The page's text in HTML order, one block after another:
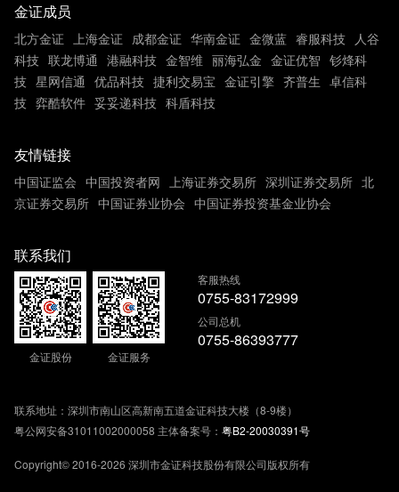
金证成员
北方金证 上海金证 成都金证 华南金证 金微蓝 睿服科技 人谷
科技 联龙博通 港融科技 金智维 丽海弘金 金证优智 钐烽科
技 星网信通 优品科技 捷利交易宝 金证引擎 齐普生 卓信科
技 弈酷软件 妥妥递科技 科盾科技
友情链接
中国证监会 中国投资者网 上海证券交易所 深圳证券交易所 北
京证券交易所 中国证券业协会 中国证券投资基金业协会
联系我们
金证股份 金证服务
客服热线
0755-83172999
公司总机
0755-86393777
联系地址：深圳市南山区高新南五道金证科技大楼（8-9楼）
粤公网安备31011002000058 主体备案号： 粤B2-20030391号
Copyright© 2016-2026 深圳市金证科技股份有限公司版权所有